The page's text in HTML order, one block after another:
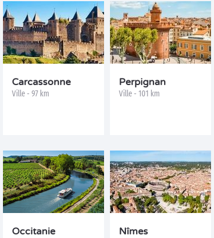
Carcassonne
Ville - 97 km
Perpignan
Ville - 101 km
Occitanie Nîmes